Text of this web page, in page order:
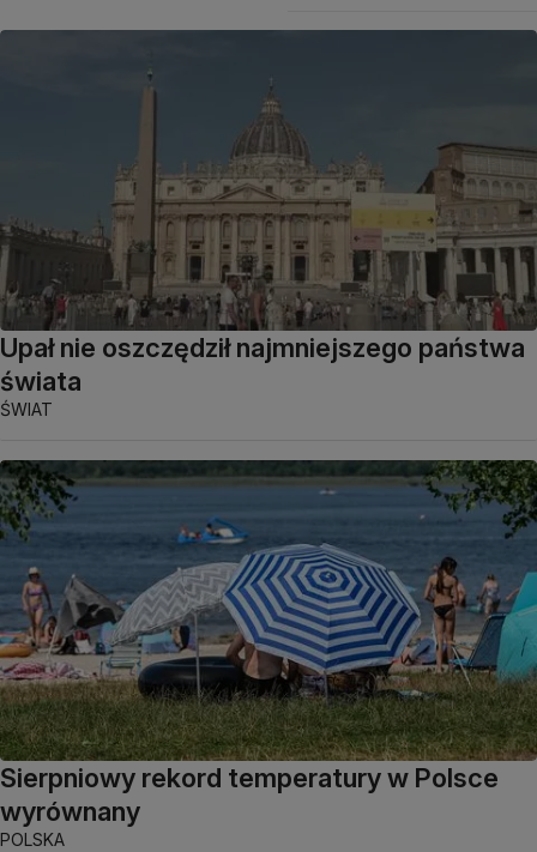
Upał nie oszczędził najmniejszego państwa
świata
ŚWIAT
Sierpniowy rekord temperatury w Polsce
wyrównany
POLSKA